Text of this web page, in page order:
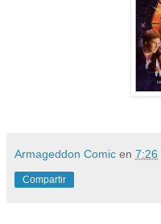
Armageddon Comic en 7:26
Compartir